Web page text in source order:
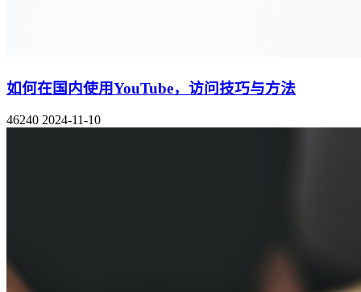
如何在国内使用YouTube，访问技巧与方法
46240 2024-11-10